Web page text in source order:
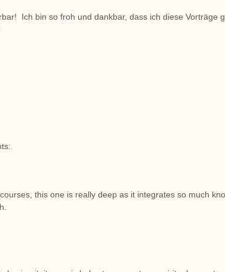
Ich bin so froh und dankbar, dass ich diese Vorträge
this one is really deep as it integrates so much